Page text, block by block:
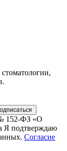
152-ФЗ «О
Я подтверждаю
Согласие